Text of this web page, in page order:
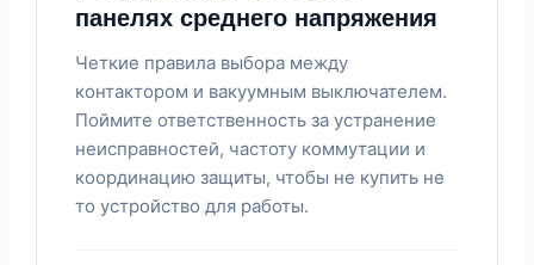
панелях среднего напряжения
Четкие правила выбора между
контактором и вакуумным выключателем.
Поймите ответственность за устранение
неисправностей, частоту коммутации и
координацию защиты, чтобы не купить не
то устройство для работы.